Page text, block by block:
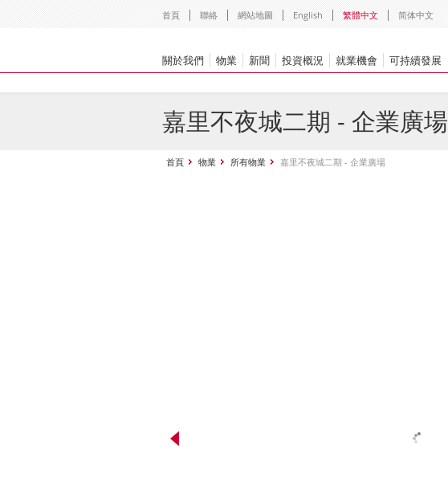
首頁 聯絡 網站地圖 English 繁體中文 简体中文
關於我們 物業 新聞 投資概況 就業機會 可持續發展
嘉里不夜城二期 - 企業廣場
首頁 物業 所有物業 嘉里不夜城二期 - 企業廣場